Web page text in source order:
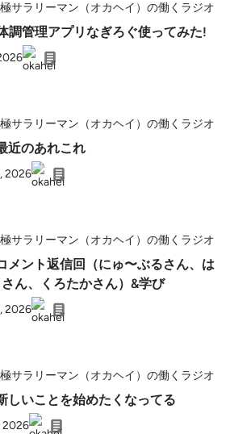
サラリーマン（オカヘイ）の働くラジオ
調管理アプリなぎろぐ使ってみた!
サラリーマン（オカヘイ）の働くラジオ
近のあれこれ
2026
サラリーマン（オカヘイ）の働くラジオ
メント返信回（にゅ〜ぶるさん、は
ん、くろたかさん）&学び
2026
サラリーマン（オカヘイ）の働くラジオ
しいことを始めたくなってる
2026